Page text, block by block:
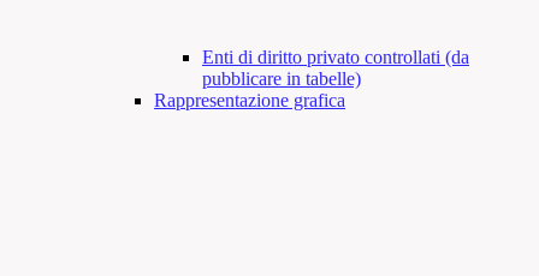
Enti di diritto privato controllati (da
pubblicare in tabelle)
Rappresentazione grafica